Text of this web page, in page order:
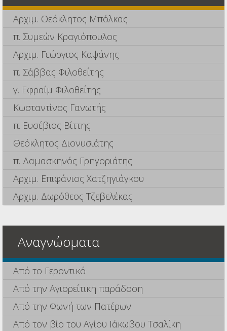
Αρχιμ. Θεόκλητος Μπόλκας
π. Συμεών Κραγιόπουλος
Αρχιμ. Γεώργιος Καψάνης
π. Σάββας Φιλοθεΐτης
γ. Εφραίμ Φιλοθεΐτης
Κωσταντίνος Γανωτής
π. Ευσέβιος Βίττης
Θεόκλητος Διονυσιάτης
π. Δαμασκηνός Γρηγοριάτης
Αρχιμ. Επιφάνιος Χατζηγιάγκου
Αρχιμ. Δωρόθεος Τζεβελέκας
Αναγνώσματα
Από το Γεροντικό
Από την Αγιορείτικη παράδοση
Από την Φωνή των Πατέρων
Από τον βίο του Αγίου Ιάκωβου Τσαλίκη